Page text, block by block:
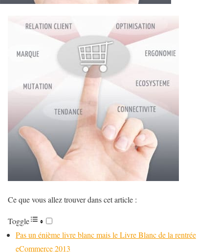
Ce que vous allez trouver dans cet article :
Toggle
Pas un énième livre blanc mais le Livre Blanc de la rentrée
eCommerce 2013